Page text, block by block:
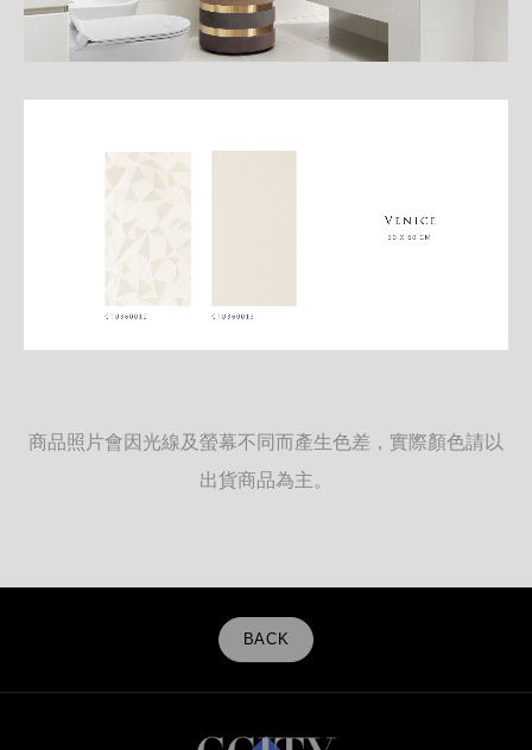
商品照片會因光線及螢幕不同而產生色差，實際顏色請以
出貨商品為主。
BACK